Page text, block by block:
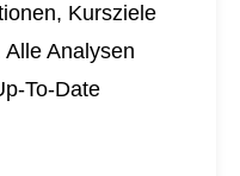
Kursziele
Analysen
To-Date